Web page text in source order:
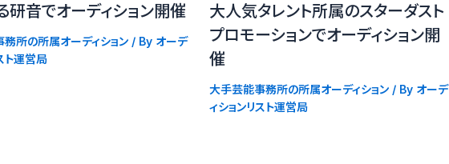
研音でオーディション開催
所の所属オーディション/ By オーデ
ト運営局
大人気タレント所属のスターダスト
プロモーションでオーディション開
催
大手芸能事務所の所属オーディション/ By オーデ
ィションリスト運営局